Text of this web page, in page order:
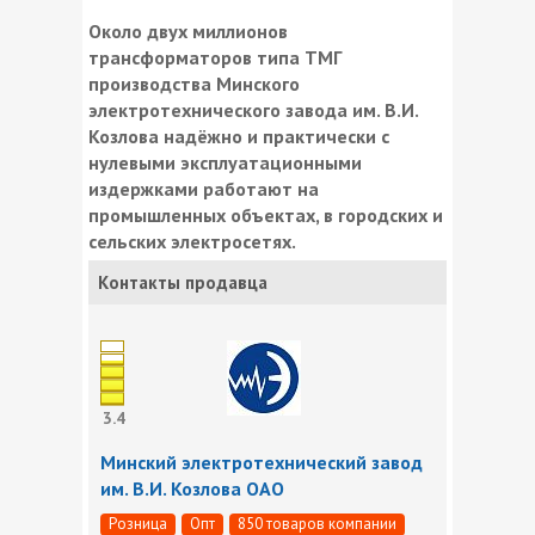
Около двух миллионов
трансформаторов типа ТМГ
производства Минского
электротехнического завода им. В.И.
Козлова надёжно и практически с
нулевыми эксплуатационными
издержками работают на
промышленных объектах, в городских и
сельских электросетях.
Контакты продавца
3.4
Минский электротехнический завод
им. В.И. Козлова ОАО
Розница Опт 850 товаров компании